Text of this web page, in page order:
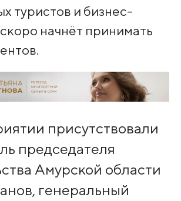
туристов и бизнес-
начнёт принимать
присутствовали
председателя
Амурской области
генеральный